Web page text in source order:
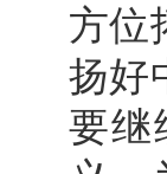
方位
扬好
要继